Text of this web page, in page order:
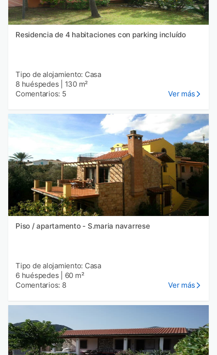
Residencia de 4 habitaciones con parking incluído
Tipo de alojamiento: Casa
8 huéspedes
130 m²
Comentarios: 5
Ver más
Piso / apartamento - S.maria navarrese
Tipo de alojamiento: Casa
6 huéspedes
60 m²
Comentarios: 8
Ver más